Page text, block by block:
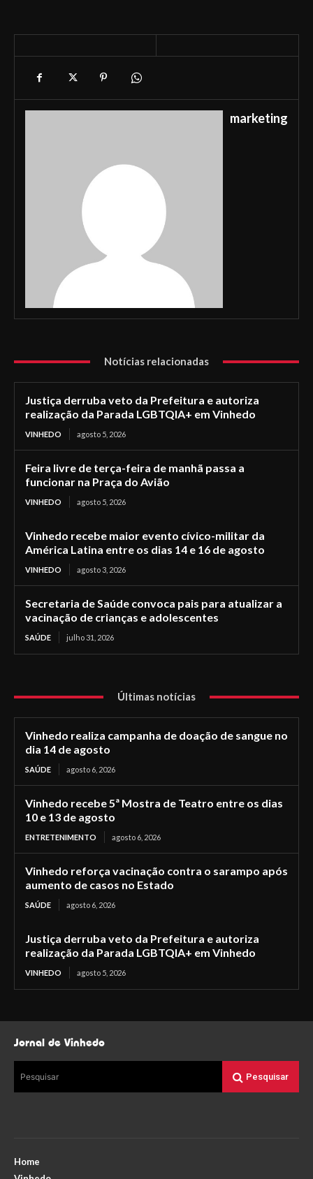
marketing
Notícias relacionadas
Justiça derruba veto da Prefeitura e autoriza
realização da Parada LGBTQIA+ em Vinhedo
VINHEDO agosto 5, 2026
Feira livre de terça-feira de manhã passa a
funcionar na Praça do Avião
VINHEDO agosto 5, 2026
Vinhedo recebe maior evento cívico-militar da
América Latina entre os dias 14 e 16 de agosto
VINHEDO agosto 3, 2026
Secretaria de Saúde convoca pais para atualizar a
vacinação de crianças e adolescentes
SAÚDE julho 31, 2026
Últimas notícias
Vinhedo realiza campanha de doação de sangue no
dia 14 de agosto
SAÚDE agosto 6, 2026
Vinhedo recebe 5ª Mostra de Teatro entre os dias
10 e 13 de agosto
ENTRETENIMENTO agosto 6, 2026
Vinhedo reforça vacinação contra o sarampo após
aumento de casos no Estado
SAÚDE agosto 6, 2026
Justiça derruba veto da Prefeitura e autoriza
realização da Parada LGBTQIA+ em Vinhedo
VINHEDO agosto 5, 2026
Jornal de Vinhedo
Pesquisar Pesquisar
Home